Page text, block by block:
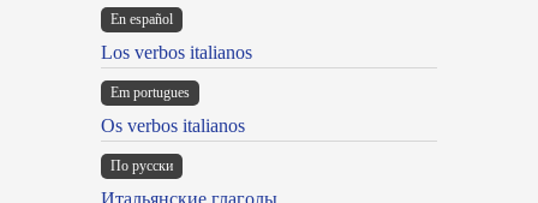
En español
Los verbos italianos
Em portugues
Os verbos italianos
По русски